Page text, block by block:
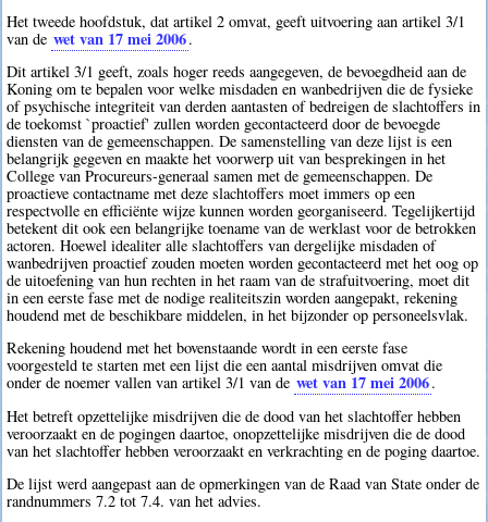
Het tweede hoofdstuk, dat artikel 2 omvat, geeft uitvoering aan artikel 3/1
van de wet van 17 mei 2006.
Dit artikel 3/1 geeft, zoals hoger reeds aangegeven, de bevoegdheid aan de
Koning om te bepalen voor welke misdaden en wanbedrijven die de fysieke
of psychische integriteit van derden aantasten of bedreigen de slachtoffers in
de toekomst `proactief' zullen worden gecontacteerd door de bevoegde
diensten van de gemeenschappen. De samenstelling van deze lijst is een
belangrijk gegeven en maakte het voorwerp uit van besprekingen in het
College van Procureurs-generaal samen met de gemeenschappen. De
proactieve contactname met deze slachtoffers moet immers op een
respectvolle en efficiënte wijze kunnen worden georganiseerd. Tegelijkertijd
betekent dit ook een belangrijke toename van de werklast voor de betrokken
actoren. Hoewel idealiter alle slachtoffers van dergelijke misdaden of
wanbedrijven proactief zouden moeten worden gecontacteerd met het oog op
de uitoefening van hun rechten in het raam van de strafuitvoering, moet dit
in een eerste fase met de nodige realiteitszin worden aangepakt, rekening
houdend met de beschikbare middelen, in het bijzonder op personeelsvlak.
Rekening houdend met het bovenstaande wordt in een eerste fase
voorgesteld te starten met een lijst die een aantal misdrijven omvat die
onder de noemer vallen van artikel 3/1 van de wet van 17 mei 2006.
Het betreft opzettelijke misdrijven die de dood van het slachtoffer hebben
veroorzaakt en de pogingen daartoe, onopzettelijke misdrijven die de dood
van het slachtoffer hebben veroorzaakt en verkrachting en de poging daartoe.
De lijst werd aangepast aan de opmerkingen van de Raad van State onder de
randnummers 7.2 tot 7.4. van het advies.